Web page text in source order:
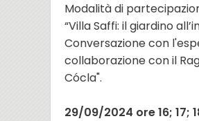
Modalità di
“Villa Saffi: il giardino
Conversazione con
collaborazione con il
Cócla".
29/09/2024 ore 16; 17;